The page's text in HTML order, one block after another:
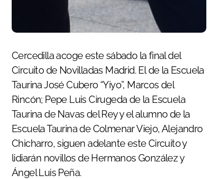
Cercedilla acoge este sábado la final del
Circuito de Novilladas Madrid. El de la Escuela
Taurina José Cubero “Yiyo”, Marcos del
Rincón; Pepe Luis Cirugeda de la Escuela
Taurina de Navas del Rey y el alumno de la
Escuela Taurina de Colmenar Viejo, Alejandro
Chicharro, siguen adelante este Circuito y
lidiarán novillos de Hermanos González y
Ángel Luis Peña.